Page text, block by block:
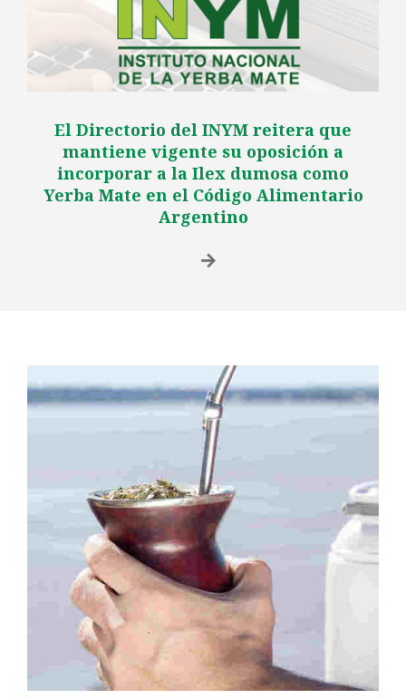
El Directorio del INYM reitera que
mantiene vigente su oposición a
incorporar a la Ilex dumosa como
Yerba Mate en el Código Alimentario
Argentino